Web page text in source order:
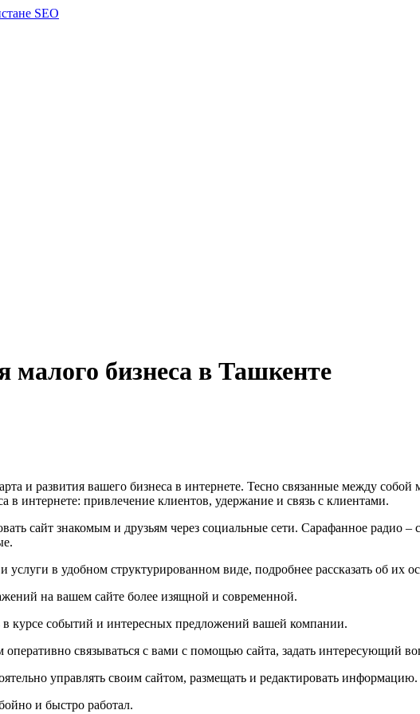
малого бизнеса в Ташкенте
и развития вашего бизнеса в интернете. Тесно связанные между
интернете: привлечение клиентов, удержание и связь с клиентами.
сайт знакомым и друзьям через социальные сети. Сарафанное
в удобном структурированном виде, подробнее рассказать об их
на вашем сайте более изящной и современной.
в курсе событий и интересных предложений вашей компании.
связываться с вами с помощью сайта, задать интересующий
управлять своим сайтом, размещать и редактировать информацию.
и быстро работал.